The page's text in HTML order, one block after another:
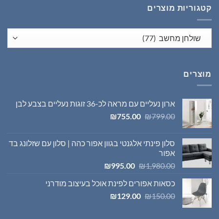
קטגוריות מוצרים
מוצרים
ארון נעליים עם מראה לכ-36 זוגות נעליים בצבע לבן
₪799.00
המחיר
₪799.00.
₪755.00
המחיר
₪755.00.
סלון פינתי אלגנטי בגוון אפור כהה | סלון עם שזלונג בד
אפור
₪1,980.00
המחיר
היה:
₪1,980.00.
₪995.00
המחיר
הוא:
כסאות אפורים לפינת אוכל בעיצוב מודרני
₪150.00
המחיר ₪129.00
המחיר